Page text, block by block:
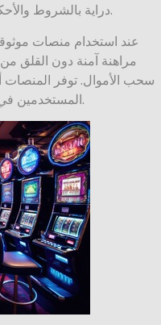
دراية بالشروط والأحكام الخاصة بالمنصة التي يتعاملون معها.
عند استخدام منصات
مراهنة آمنة دون القلق
سحب الأموال. توفر المنصات
المستخدمين في أي استفسارات أو مشاكل قد تواجههم.